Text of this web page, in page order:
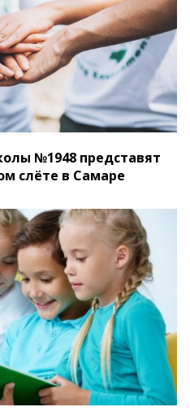
№1948 представят
слёте в Самаре